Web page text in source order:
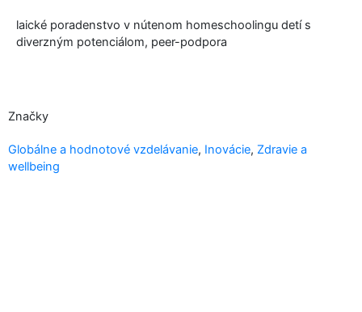
laické poradenstvo v nútenom homeschoolingu detí s
diverzným potenciálom, peer-podpora
Značky
Globálne a hodnotové vzdelávanie, Inovácie, Zdravie a
wellbeing